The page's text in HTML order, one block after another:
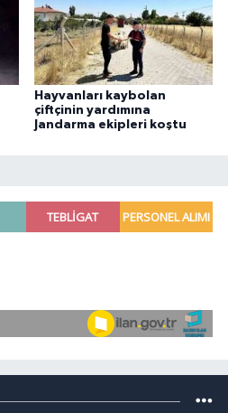
Hayvanları kaybolan
çiftçinin yardımına
Jandarma ekipleri koştu